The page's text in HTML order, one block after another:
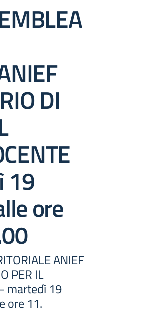
DI
19
ore
ANIEF
PER IL
martedì 19
ore 11.